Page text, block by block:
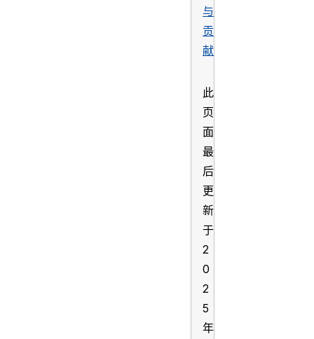
与
贡
献
此
页
面
最
后
更
新
于
2
0
2
5
年